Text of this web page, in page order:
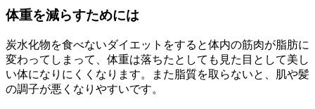
体重を減らすためには
炭水化物を食べないダイエットをすると体内の筋肉が脂肪に
変わってしまって、体重は落ちたとしても見た目として美し
い体になりにくくなります。また脂質を取らないと、肌や髪
の調子が悪くなりやすいです。